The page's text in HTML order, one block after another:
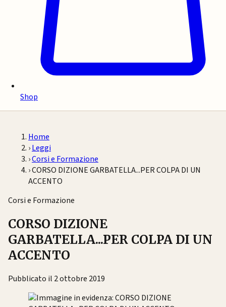
Shop
Home
›Leggi
›Corsi e Formazione
›CORSO DIZIONE GARBATELLA...PER COLPA DI UN
ACCENTO
Corsi e Formazione
CORSO DIZIONE
GARBATELLA...PER COLPA DI UN
ACCENTO
Pubblicato il 2 ottobre 2019